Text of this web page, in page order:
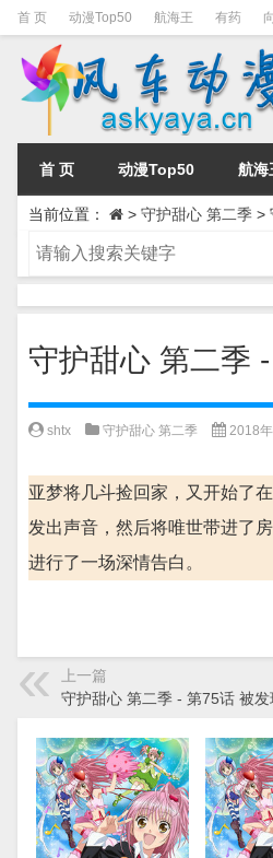
首 页 动漫Top50 航海王 有药
首 页 动漫Top50 航海
当前位置： > 守护甜心 第二季 >
守护甜心 第二季
shtx 守护甜心 第二季 2018
亚梦将几斗捡回家，又开始了
发出声音，然后将唯世带进了
进行了一场深情告白。
上一篇
守护甜心 第二季 - 第75话 被